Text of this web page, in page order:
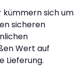
sich um
sicheren
Wert auf
Lieferung.